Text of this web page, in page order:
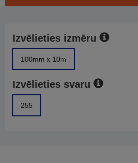
Izvēlieties izmēru
100mm x 10m
Izvēlieties svaru
255